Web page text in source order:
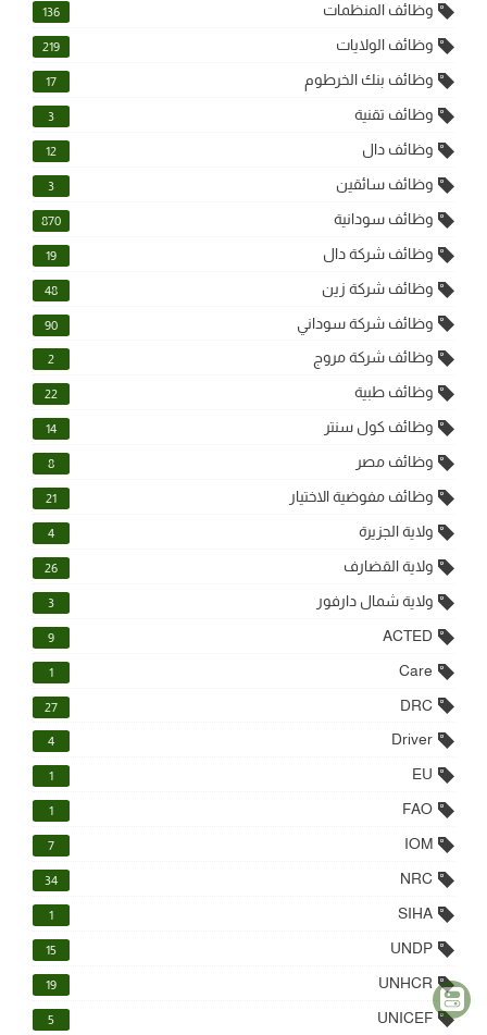
وظائف المنظمات 136
وظائف الولايات 219
وظائف بنك الخرطوم 17
وظائف تقنية 3
وظائف دال 12
وظائف سائقين 3
وظائف سودانية 870
وظائف شركة دال 19
وظائف شركة زين 48
وظائف شركة سوداني 90
وظائف شركة مروج 2
وظائف طبية 22
وظائف كول سنتر 14
وظائف مصر 8
وظائف مفوضية الاختيار 21
ولاية الجزيرة 4
ولاية القضارف 26
ولاية شمال دارفور 3
ACTED
9
Care
1
DRC
27
Driver
4
EU
1
FAO
1
IOM
7
NRC
34
SIHA
1
UNDP
15
UNHCR
19
UNICEF
5